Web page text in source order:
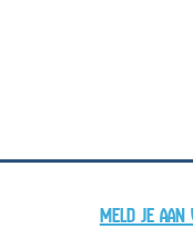
MELD JE AAN